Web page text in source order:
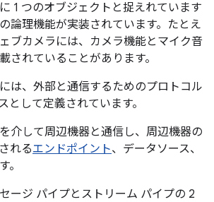
1 つのオブジェクトと捉えれています
論理機能が実装されています。 たとえ
ブカメラには、カメラ機能とマイク音
されていることがあります。
は、外部と通信するためのプロトコル
として定義されています。
を介して周辺機器と通信し、周辺機器の
れるエンドポイント、データソース、
。
ージ パイプとストリーム パイプの 2